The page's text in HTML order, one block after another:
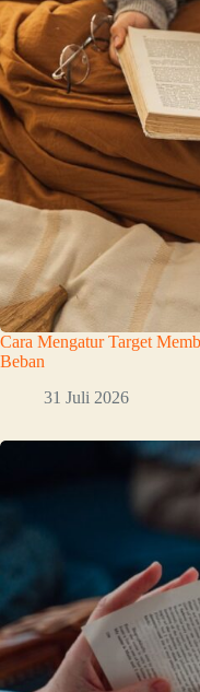
Cara Mengatur Target
Beban
31 Juli 2026